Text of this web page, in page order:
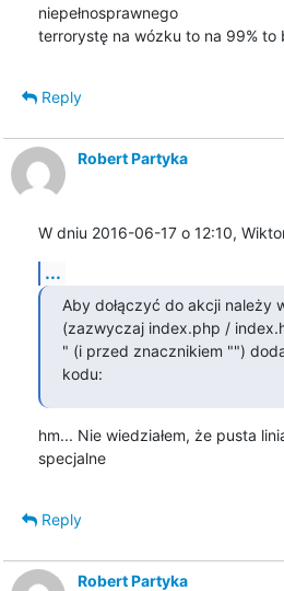
niepełnosprawnego
terrorystę na wózku to na 99% to
Reply
Robert Partyka
W dniu 2016-06-17 o 12:10,
...
Aby dołączyć do akcji należy
(zazwyczaj index.php /
" (i przed znacznikiem "")
kodu:
hm... Nie wiedziałem, że pusta
specjalne
Reply
Robert Partyka